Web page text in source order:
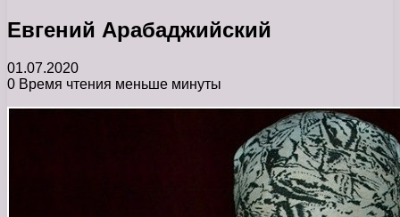
Евгений Арабаджийский
01.07.2020
0 Время чтения меньше минуты